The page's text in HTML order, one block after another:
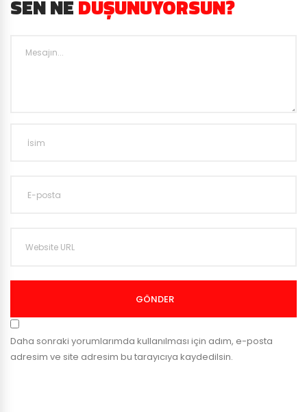
SEN NEDÜŞÜNÜYORSUN?
GÖNDER
Daha sonraki yorumlarımda kullanılması için adım, e-posta
adresim ve site adresim bu tarayıcıya kaydedilsin.